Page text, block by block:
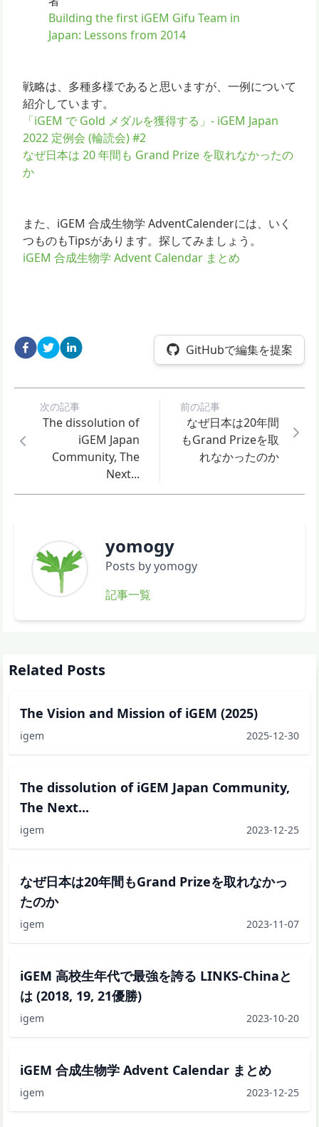
Building the first iGEM Gifu Team in
Japan: Lessons from 2014
戦略は、多種多様であると思いますが、一例について
紹介しています。
「iGEM で Gold メダルを獲得する」- iGEM Japan
2022 定例会 (輪読会) #2
なぜ日本は 20 年間も Grand Prize を取れなかったの
か
また、iGEM 合成生物学 AdventCalenderには、いく
つものもTipsがあります。探してみましょう。
iGEM 合成生物学 Advent Calendar まとめ
GitHubで編集を提案
次の記事
The dissolution of
iGEM Japan
Community, The
Next...
前の記事
なぜ日本は20年間
もGrand Prizeを取
れなかったのか
yomogy
Posts by yomogy
記事一覧
Related Posts
The Vision and Mission of iGEM (2025)
igem 2025-12-30
The dissolution of iGEM Japan Community,
The Next...
igem 2023-12-25
なぜ日本は20年間もGrand Prizeを取れなかっ
たのか
igem 2023-11-07
iGEM 高校生年代で最強を誇る LINKS-Chinaと
は (2018, 19, 21優勝)
igem 2023-10-20
iGEM 合成生物学 Advent Calendar まとめ
igem 2023-12-25